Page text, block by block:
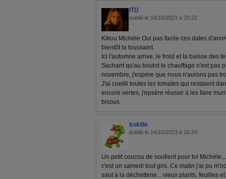
ITD
publié le 14/10/2023 à 20:22
Kikou Michèle Oui pas facile ces dates
bientôt la toussaint.
Ici l'automne arrive, le froid et la baisse des
Sachant qu'au boulot le chauffage n'est pas
novembre, j'espère que nous n'aurons pas
J'ai cueilli toutes les tomates qui restaient
encore vertes, j'epsère réussir à les faire
bisous
kokille
publié le 14/10/2023 à 16:24
Un petit coucou de soutient pour toi
c'est un samedi tout gris. Ce matin j'ai pu
saut à la déchetterie... vieux plants, feuilles